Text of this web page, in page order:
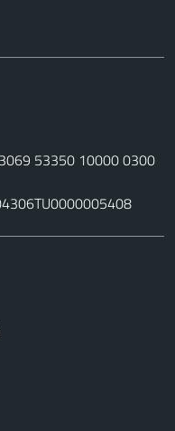
53350 10000 0300